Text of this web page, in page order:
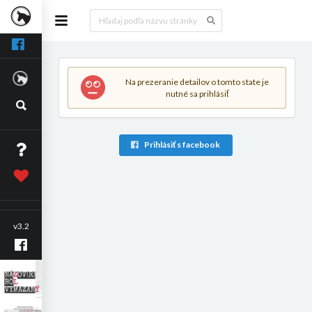
v3.2
Na prezeranie detailov o tomto state je
nutné sa prihlásiť
Prihlásiť s facebook